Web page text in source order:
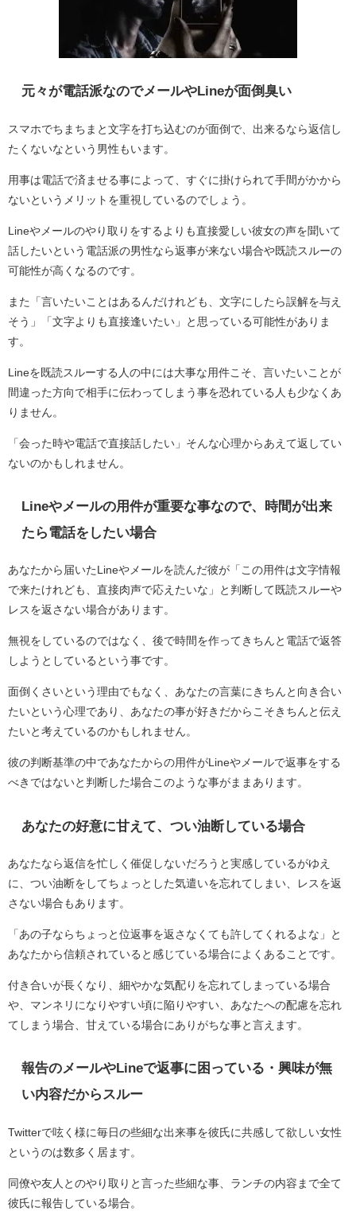
元々が電話派なのでメールやLineが面倒臭い
スマホでちまちまと文字を打ち込むのが面倒で、出来るなら返信し
たくないなという男性もいます。
用事は電話で済ませる事によって、すぐに掛けられて手間がかから
ないというメリットを重視しているのでしょう。
Lineやメールのやり取りをするよりも直接愛しい彼女の声を聞いて
話したいという電話派の男性なら返事が来ない場合や既読スルーの
可能性が高くなるのです。
また「言いたいことはあるんだけれども、文字にしたら誤解を与え
そう」「文字よりも直接逢いたい」と思っている可能性がありま
す。
Lineを既読スルーする人の中には大事な用件こそ、言いたいことが
間違った方向で相手に伝わってしまう事を恐れている人も少なくあ
りません。
「会った時や電話で直接話したい」そんな心理からあえて返してい
ないのかもしれません。
Lineやメールの用件が重要な事なので、時間が出来
たら電話をしたい場合
あなたから届いたLineやメールを読んだ彼が「この用件は文字情報
で来たけれども、直接肉声で応えたいな」と判断して既読スルーや
レスを返さない場合があります。
無視をしているのではなく、後で時間を作ってきちんと電話で返答
しようとしているという事です。
面倒くさいという理由でもなく、あなたの言葉にきちんと向き合い
たいという心理であり、あなたの事が好きだからこそきちんと伝え
たいと考えているのかもしれません。
彼の判断基準の中であなたからの用件がLineやメールで返事をする
べきではないと判断した場合このような事がままあります。
あなたの好意に甘えて、つい油断している場合
あなたなら返信を忙しく催促しないだろうと実感しているがゆえ
に、つい油断をしてちょっとした気遣いを忘れてしまい、レスを返
さない場合もあります。
「あの子ならちょっと位返事を返さなくても許してくれるよな」と
あなたから信頼されていると感じている場合によくあることです。
付き合いが長くなり、細やかな気配りを忘れてしまっている場合
や、マンネリになりやすい頃に陥りやすい、あなたへの配慮を忘れ
てしまう場合、甘えている場合にありがちな事と言えます。
報告のメールやLineで返事に困っている・興味が無
い内容だからスルー
Twitterで呟く様に毎日の些細な出来事を彼氏に共感して欲しい女性
というのは数多く居ます。
同僚や友人とのやり取りと言った些細な事、ランチの内容まで全て
彼氏に報告している場合。